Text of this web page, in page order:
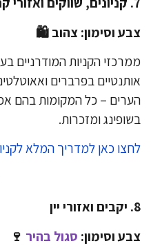
וסימון: צהוב 🛍
הקניות המודרניים
בפרברים ואאוטלטים
– כל המקומות בהם
ומזכרות.
כאן למדריך המלא לקניות
וסימון:סגול בהיר🍷